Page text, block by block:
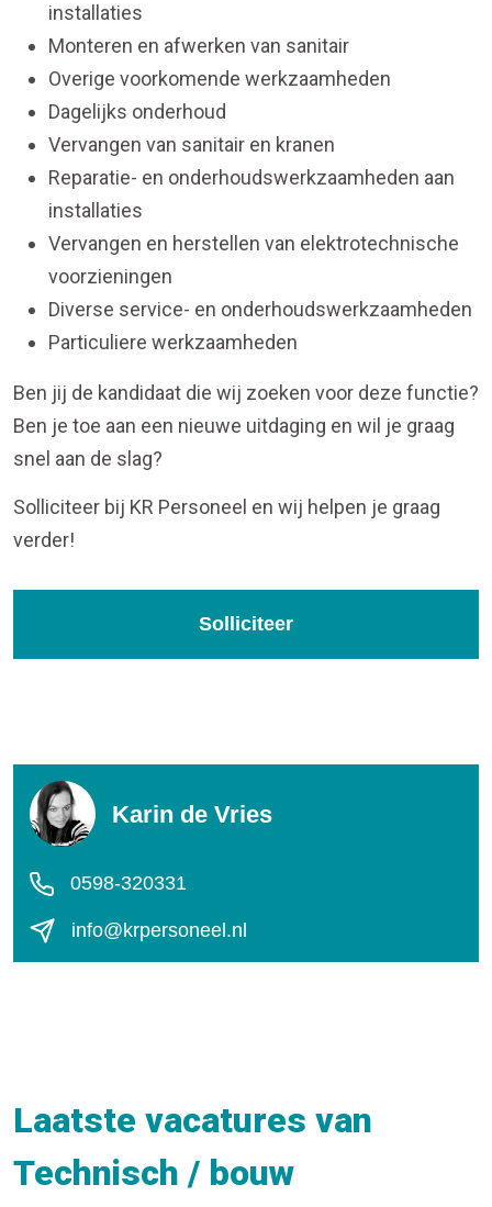
installaties
Monteren en afwerken van sanitair
Overige voorkomende werkzaamheden
Dagelijks onderhoud
Vervangen van sanitair en kranen
Reparatie- en onderhoudswerkzaamheden aan
installaties
Vervangen en herstellen van elektrotechnische
voorzieningen
Diverse service- en onderhoudswerkzaamheden
Particuliere werkzaamheden
Ben jij de kandidaat die wij zoeken voor deze functie?
Ben je toe aan een nieuwe uitdaging en wil je graag
snel aan de slag?
Solliciteer bij KR Personeel en wij helpen je graag
verder!
Solliciteer
Karin de Vries
0598-320331
info@krpersoneel.nl
Laatste vacatures van
Technisch / bouw